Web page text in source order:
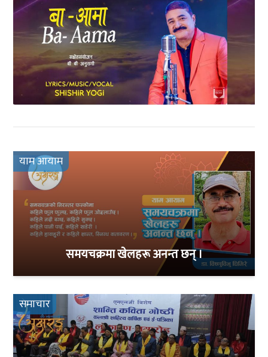
याम आयाम
समयचक्रमा खेलहरू अनन्त छन् ।
समाचार